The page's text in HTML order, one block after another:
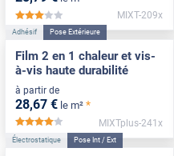
*****
MIXT-209x
Adhésif Pose Extérieure
Film 2 en 1 chaleur et vis-
à-vis haute durabilité
à partir de
28,67 € le m² *
*****
MIXTplus-241x
Électrostatique Pose Int / Ext